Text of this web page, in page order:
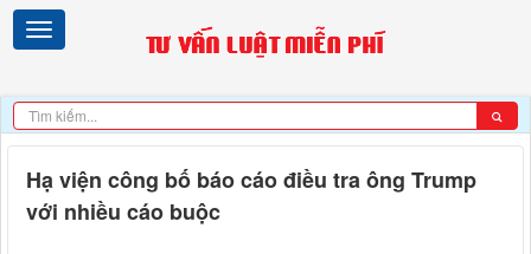
Hạ viện công bố báo cáo điều tra ông Trump
với nhiều cáo buộc